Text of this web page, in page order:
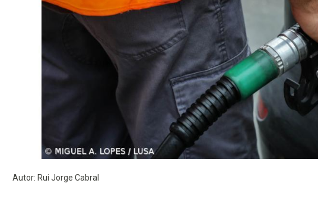
Autor: Rui Jorge Cabral